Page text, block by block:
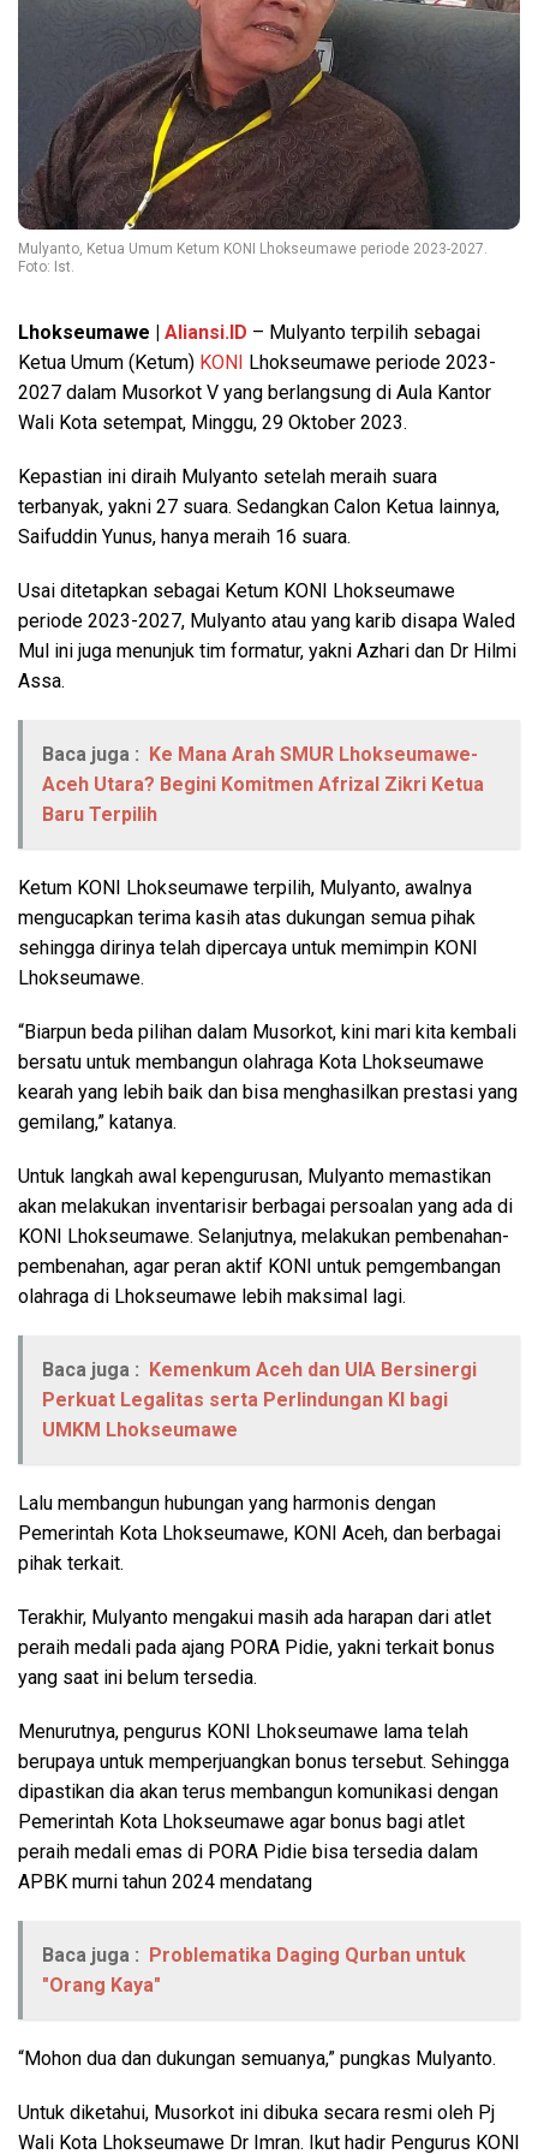
Mulyanto, Ketua Umum Ketum KONI Lhokseumawe periode 2023-2027.
Foto: Ist.
Lhokseumawe | Aliansi.ID – Mulyanto terpilih sebagai
Ketua Umum (Ketum) KONI
Lhokseumawe periode 2023-
2027 dalam Musorkot V yang berlangsung di Aula Kantor
Wali Kota setempat, Minggu, 29 Oktober 2023.
Kepastian ini diraih Mulyanto setelah meraih suara
terbanyak, yakni 27 suara. Sedangkan Calon Ketua lainnya,
Saifuddin Yunus, hanya meraih 16 suara.
Usai ditetapkan sebagai Ketum KONI Lhokseumawe
periode 2023-2027, Mulyanto atau yang karib disapa Waled
Mul ini juga menunjuk tim formatur, yakni Azhari dan Dr Hilmi
Assa.
Baca juga :
Ke Mana Arah SMUR Lhokseumawe-
Aceh Utara? Begini Komitmen Afrizal Zikri Ketua
Baru Terpilih
Ketum KONI Lhokseumawe terpilih, Mulyanto, awalnya
mengucapkan terima kasih atas dukungan semua pihak
sehingga dirinya telah dipercaya untuk memimpin KONI
Lhokseumawe.
“Biarpun beda pilihan dalam Musorkot, kini mari kita kembali
bersatu untuk membangun olahraga Kota Lhokseumawe
kearah yang lebih baik dan bisa menghasilkan prestasi yang
gemilang,” katanya.
Untuk langkah awal kepengurusan, Mulyanto memastikan
akan melakukan inventarisir berbagai persoalan yang ada di
KONI Lhokseumawe. Selanjutnya, melakukan pembenahan-
pembenahan, agar peran aktif KONI untuk pemgembangan
olahraga di Lhokseumawe lebih maksimal lagi.
Baca juga :
Kemenkum Aceh dan UIA Bersinergi
Perkuat Legalitas serta Perlindungan KI bagi
UMKM Lhokseumawe
Lalu membangun hubungan yang harmonis dengan
Pemerintah Kota Lhokseumawe, KONI Aceh, dan berbagai
pihak terkait.
Terakhir, Mulyanto mengakui masih ada harapan dari atlet
peraih medali pada ajang PORA Pidie, yakni terkait bonus
yang saat ini belum tersedia.
Menurutnya, pengurus KONI Lhokseumawe lama telah
berupaya untuk memperjuangkan bonus tersebut. Sehingga
dipastikan dia akan terus membangun komunikasi dengan
Pemerintah Kota Lhokseumawe agar bonus bagi atlet
peraih medali emas di PORA Pidie bisa tersedia dalam
APBK murni tahun 2024 mendatang
Baca juga :
Problematika Daging Qurban untuk
"Orang Kaya"
“Mohon dua dan dukungan semuanya,” pungkas Mulyanto.
Untuk diketahui, Musorkot ini dibuka secara resmi oleh Pj
Wali Kota Lhokseumawe Dr Imran. Ikut hadir Pengurus KONI